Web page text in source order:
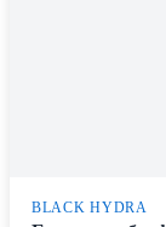
BLACK HYDRA